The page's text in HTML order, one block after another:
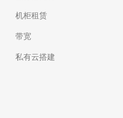
机柜租赁
带宽
私有云搭建